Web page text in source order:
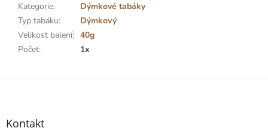
Kategorie:
Dýmkové tabáky
Typ tabáku:
Dýmkový
Velikost balení: 40g
Počet: 1x
Z
Kontakt